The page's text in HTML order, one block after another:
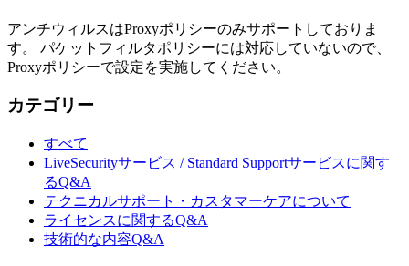
アンチウィルスはProxyポリシーのみサポートしておりま
す。 パケットフィルタポリシーには対応していないので、
Proxyポリシーで設定を実施してください。
カテゴリー
すべて
LiveSecurityサービス / Standard Supportサービスに関す
るQ&A
テクニカルサポート・カスタマーケアについて
ライセンスに関するQ&A
技術的な内容Q&A